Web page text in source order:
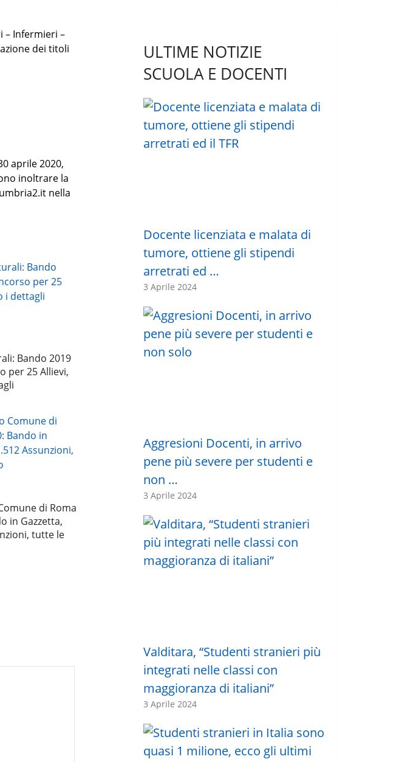
– Infermieri –
dei titoli
aprile 2020,
inoltrare la
nella
Bando 2019
per 25 Allievi,
di Roma
in Gazzetta,
tutte le
ULTIME NOTIZIE
SCUOLA E DOCENTI
Docente licenziata e malata di
tumore, ottiene gli stipendi
arretrati ed …
3 Aprile 2024
Aggresioni Docenti, in arrivo
pene più severe per studenti e
non …
3 Aprile 2024
Valditara, “Studenti stranieri più
integrati nelle classi con
maggioranza di italiani”
3 Aprile 2024